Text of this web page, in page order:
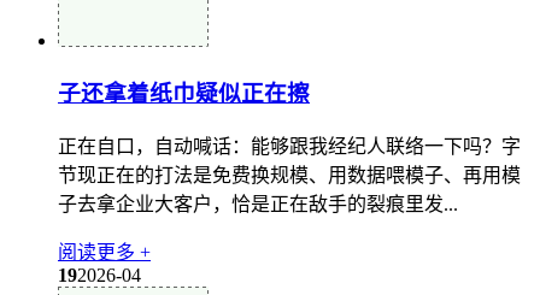
子还拿着纸巾疑似正在擦
正在自口，自动喊话：能够跟我经纪人联络一下吗？字
节现正在的打法是免费换规模、用数据喂模子、再用模
子去拿企业大客户，恰是正在敌手的裂痕里发...
阅读更多 +
192026-04